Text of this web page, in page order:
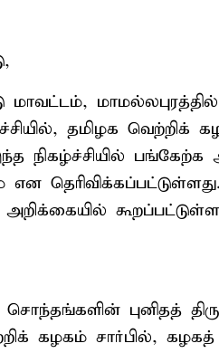
மாவட்டம்,
தமிழக
நிகழ்ச்சியில் பங்கேற்க
என
புனிதத்
கழகம் சார்பில்,